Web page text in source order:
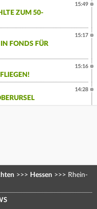
ZUM 50-
15:49
FONDS FÜR
15:17
15:16
14:28
>>> Hessen >>> Rhein-